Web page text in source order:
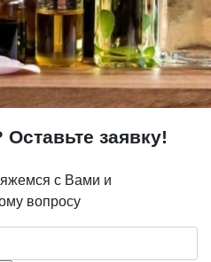
заявку!
с Вами и
вопросу